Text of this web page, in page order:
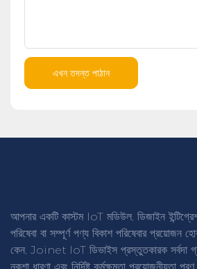
এখন তদন্ত পাঠান
আপনার একটি কাস্টম IoT মডিউল, ডিজাইন
পরিষেবা বা সম্পূর্ণ পণ্য বিকাশ পরিষেবার প্রয়োজন
কেন, Joinet IoT ডিভাইস প্রস্তুতকারক সর্বদা